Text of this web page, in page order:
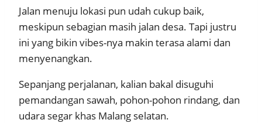
Jalan menuju lokasi pun udah cukup baik,
meskipun sebagian masih jalan desa. Tapi justru
ini yang bikin vibes-nya makin terasa alami dan
menyenangkan.
Sepanjang perjalanan, kalian bakal disuguhi
pemandangan sawah, pohon-pohon rindang, dan
udara segar khas Malang selatan.